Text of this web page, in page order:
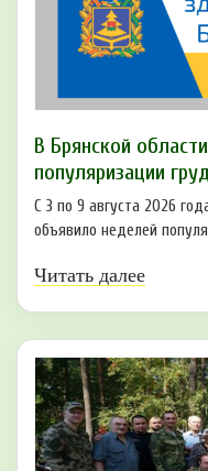
В Брянской
популяризации
С 3 по 9 августа 2026
объявило неделей
Читать далее